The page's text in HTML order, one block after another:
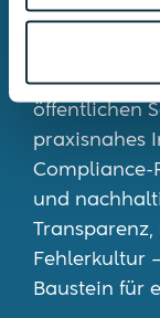
Mit dem
öffentlichen
praxisnahes
Compliance-
und
Fehlerkultur
Baustein für